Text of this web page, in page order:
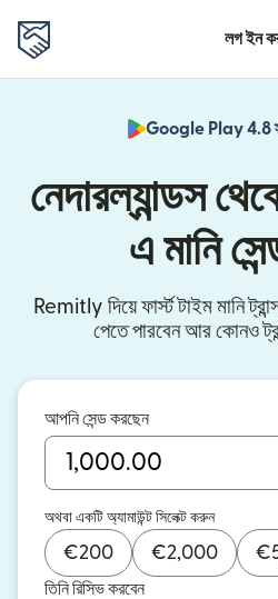
লগ ইন
Google Play 4.8
নেদারল্যান্ডস
এ মানি
Remitly দিয়ে ফার্স্ট টাইম মানি
পেতে পারবেন আর কোনও
আপনি সেন্ড করছেন
অথবা একটি অ্যামাউন্ট সিলেক্ট করুন
€200 €2,000 €
তিনি রিসিভ করবেন